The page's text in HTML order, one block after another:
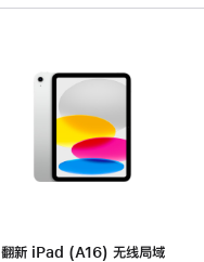
翻新 iPad (A16) 无线局域